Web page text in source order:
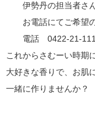
伊勢丹の担当者さん
お電話にてご希望の
電話 0422-21-1111
これからさむーい時期
大好きな香りで、お肌
一緒に作りませんか？